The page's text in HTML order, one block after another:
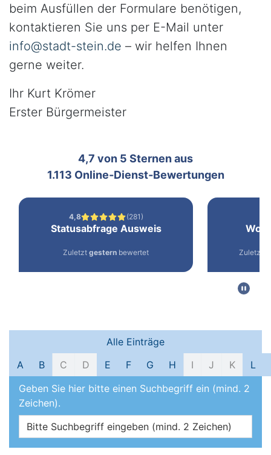
beim Ausfüllen der Formulare benötigen,
kontaktieren Sie uns per E-Mail unter
info@stadt-stein.de – wir helfen Ihnen
gerne weiter.
Ihr Kurt Krömer
Erster Bürgermeister
Filter und SucheAlle Einträge
A
B C D E F G H I J K
L
Geben Sie hier bitte einen Suchbegriff ein (mind. 2
Zeichen).